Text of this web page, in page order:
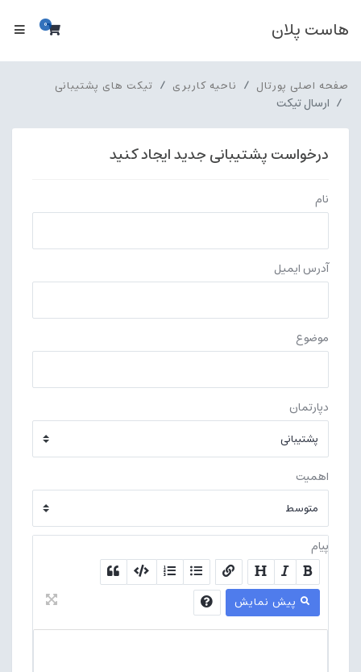
هاست پلان 0سبد
صفحه اصلی پورتال ناحیه کاربری تیکت های پشتیبانی
ارسال تیکت
درخواست پشتیبانی جدید ایجاد کنید
نام
آدرس ایمیل
موضوع
دپارتمان
اهمیت
پیام
پیش نمایش